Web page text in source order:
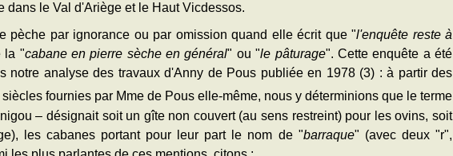
dans le Val d'Ariège et le Haut Vicdessos.
pèche par ignorance ou par omission quand elle écrit que "l'enquête reste à
la "cabane en pierre sèche en général" ou "le pâturage". Cette enquête a été
notre analyse des travaux d'Anny de Pous publiée en 1978 (3) : à partir des
siècles fournies par Mme de Pous elle-même, nous y déterminions que le terme
– désignait soit un gîte non couvert (au sens restreint) pour les ovins, soit
les cabanes portant pour leur part le nom de "barraque" (avec deux "r",